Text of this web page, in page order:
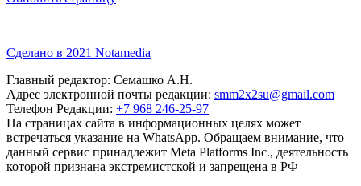
Сделано в 2021 Notamedia
Главный редактор: Семашко А.Н.
Адрес электронной почты редакции: smm2x2su@gmail.com
Телефон Редакции: +7 968 246-25-97
На страницах сайта в информационных целях может
встречаться указание на WhatsApp. Обращаем внимание, что
данный сервис принадлежит Meta Platforms Inc., деятельность
которой признана экстремистской и запрещена в РФ